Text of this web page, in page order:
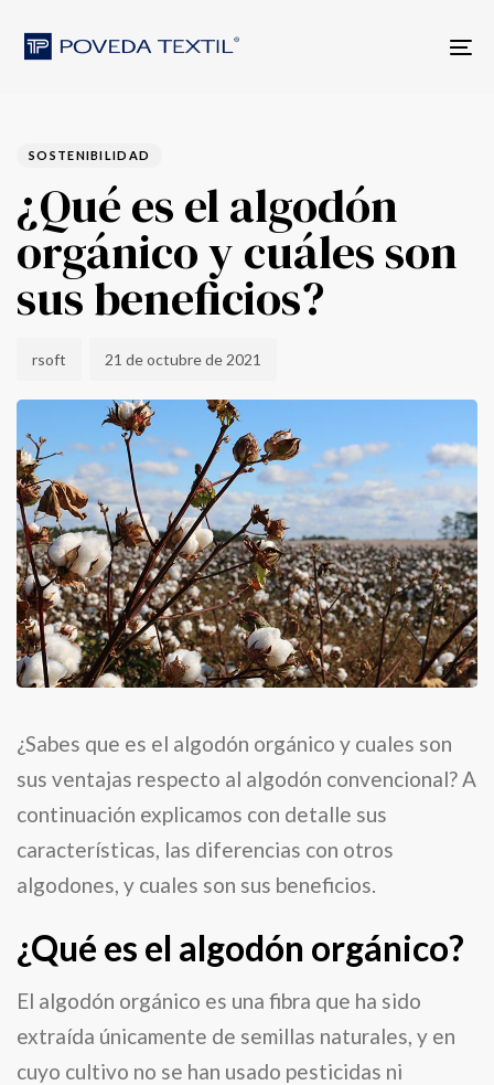
links
primary
contentSOSTENIBILIDAD
¿Qué es el algodón
orgánico y cuáles son
sus beneficios?
rsoft 21 de octubre de 2021
¿Sabes que es el algodón orgánico y cuales son
sus ventajas respecto al algodón convencional? A
continuación explicamos con detalle sus
características, las diferencias con otros
algodones, y cuales son sus beneficios.
¿Qué es el algodón orgánico?
El algodón orgánico es una fibra que ha sido
extraída únicamente de semillas naturales, y en
cuyo cultivo no se han usado pesticidas ni